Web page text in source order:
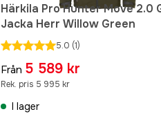
Härkila Pro Hunter Move 2.0
Jacka Herr Willow Green
5.0 (1)
Från 5 589 kr
Rek. pris 5 995 kr
I lager